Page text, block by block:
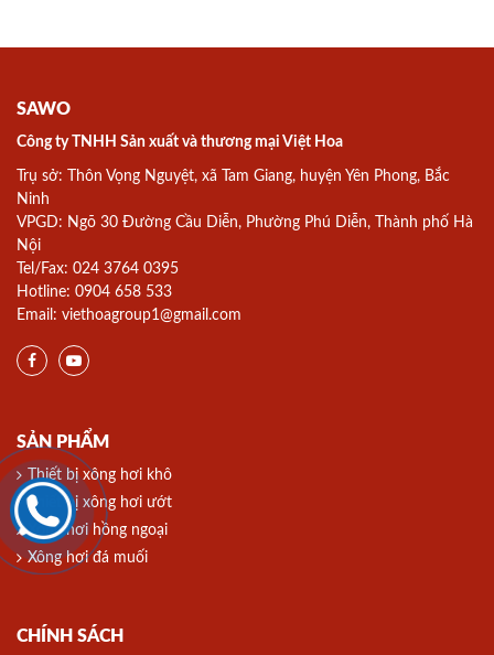
SAWO
Công ty TNHH Sản xuất và thương mại Việt Hoa
Trụ sở: Thôn Vọng Nguyệt, xã Tam Giang, huyện Yên Phong, Bắc
Ninh
VPGD: Ngõ 30 Đường Cầu Diễn, Phường Phú Diễn, Thành phố Hà
Nội
Tel/Fax: 024 3764 0395
Hotline: 0904 658 533
Email: viethoagroup1@gmail.com
SẢN PHẨM
Thiết bị xông hơi khô
Thiết bị xông hơi ướt
Xông hơi hồng ngoại
Xông hơi đá muối
CHÍNH SÁCH